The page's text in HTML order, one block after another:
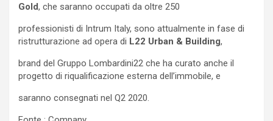
Gold, che saranno occupati da oltre 250
professionisti di Intrum Italy, sono attualmente in fase di
ristrutturazione ad opera di L22 Urban & Building,
brand del Gruppo Lombardini22 che ha curato anche il
progetto di riqualificazione esterna dell’immobile, e
saranno consegnati nel Q2 2020.